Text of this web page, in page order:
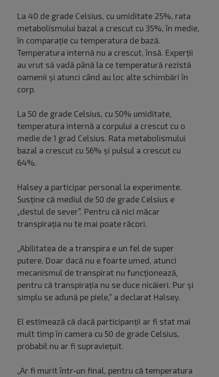
La 40 de grade Celsius, cu umiditate 25%, rata
metabolismului bazal a crescut cu 35%, în medie,
în comparație cu temperatura de bază.
Temperatura internă nu a crescut, însă. Experții
au vrut să vadă până la ce temperatură rezistă
oamenii și atunci când au loc alte schimbări în
corp.
La 50 de grade Celsius, cu 50% umiditate,
temperatura internă a corpului a crescut cu o
medie de 1 grad Celsius. Rata metabolismului
bazal a crescut cu 56% și pulsul a crescut cu
64%.
Halsey a participar personal la experimente.
Susține că mediul de 50 de grade Celsius e
„destul de sever”. Pentru că nici măcar
transpirația nu te mai poate răcori.
„Abilitatea de a transpira e un fel de super
putere. Doar dacă nu e foarte umed, atunci
mecanismul de transpirat nu funcționează,
pentru că transpirația nu se duce nicăieri. Pur și
simplu se adună pe piele,” a declarat Halsey.
El estimează că dacă participanții ar fi stat mai
mult timp în camera cu 50 de grade Celsius,
probabil nu ar fi supraviețuit.
„Ar fi murit într-un final, pentru că temperatura